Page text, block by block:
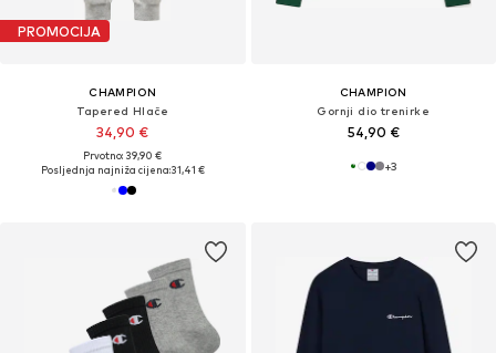
PROMOCIJA
CHAMPION
Tapered Hlače
34,90 €
Prvotno: 39,90 €
Posljednja najniža cijena:31,41 €
CHAMPION
Gornji dio trenirke
54,90 €
+3